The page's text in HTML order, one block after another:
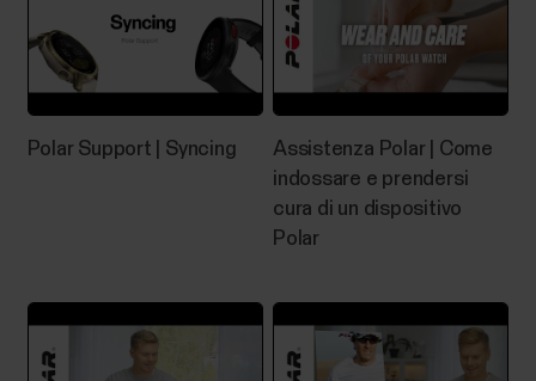
dispositivo Polar omenu Dispositivi dell’app Polar
Flow omenu Prodotti del servizio Web Polar Flow.Il
numero di serie e la ID dispositivo sono anche
stampati sul dispositivo stesso. Controlla l’elenco qui
X/Pacer/Street X/Vantage?
In caso di problemi con Grit X/Grit X Pro/Grit X2/Grit
Polar Support | Syncing
Assistenza Polar | Come
indossare e prendersi
cura di un dispositivo
Polar